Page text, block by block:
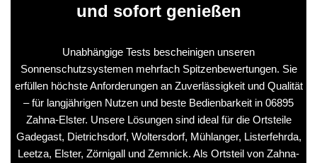
und sofort genießen
Unabhängige Tests bescheinigen unseren
Sonnenschutzsystemen mehrfach Spitzenbewertungen. Sie
erfüllen höchste Anforderungen an Zuverlässigkeit und Qualität
– für langjährigen Nutzen und beste Bedienbarkeit in 06895
Zahna-Elster. Unsere Lösungen sind ideal für die Ortsteile
Gadegast, Dietrichsdorf, Woltersdorf, Mühlanger, Listerfehrda,
Leetza, Elster, Zörnigall und Zemnick. Als Ortsteil von Zahna-